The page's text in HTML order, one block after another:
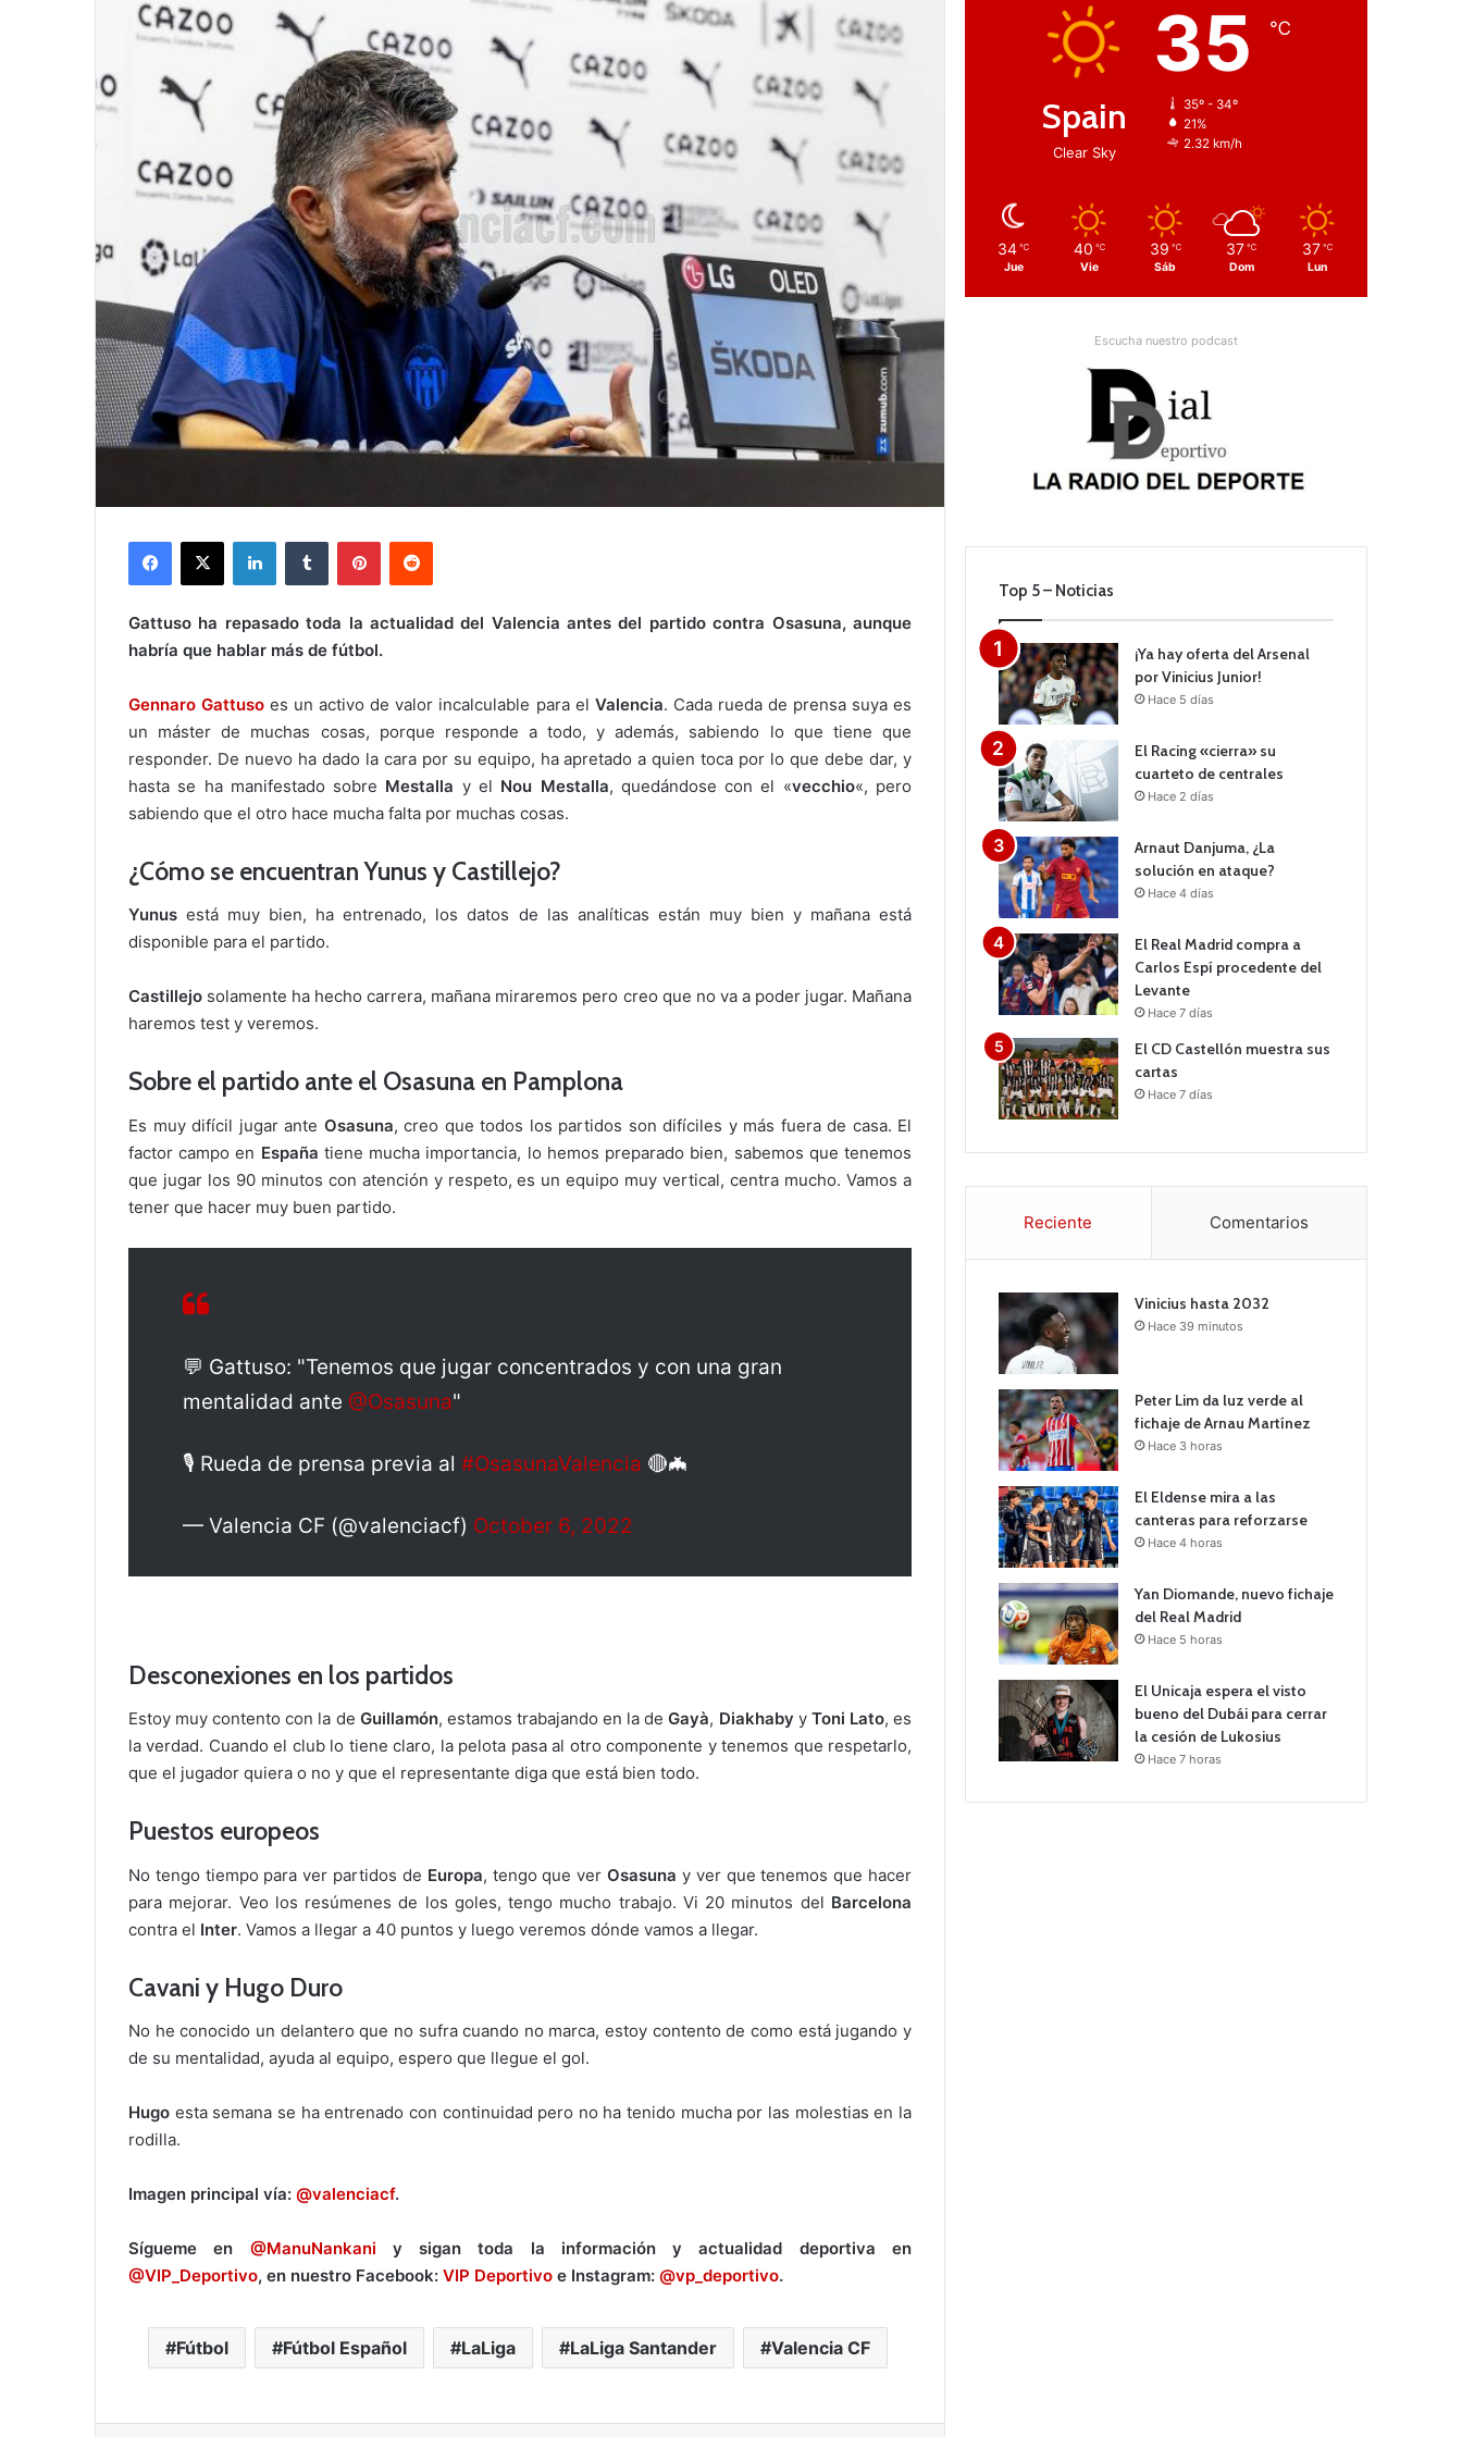
Gattuso ha repasado toda la actualidad del Valencia antes del partido contra Osasuna, aunque
habría que hablar más de fútbol.
Gennaro Gattuso es un activo de valor incalculable para el Valencia. Cada rueda de prensa suya es
un máster de muchas cosas, porque responde a todo, y además, sabiendo lo que tiene que
responder. De nuevo ha dado la cara por su equipo, ha apretado a quien toca por lo que debe dar, y
hasta se ha manifestado sobre Mestalla y el Nou Mestalla, quedándose con el «vecchio«, pero
sabiendo que el otro hace mucha falta por muchas cosas.
¿Cómo se encuentran Yunus y Castillejo?
Yunus está muy bien, ha entrenado, los datos de las analíticas están muy bien y mañana está
disponible para el partido.
Castillejo solamente ha hecho carrera, mañana miraremos pero creo que no va a poder jugar. Mañana
haremos test y veremos.
Sobre el partido ante el Osasuna en Pamplona
Es muy difícil jugar ante Osasuna, creo que todos los partidos son difíciles y más fuera de casa. El
factor campo en España tiene mucha importancia, lo hemos preparado bien, sabemos que tenemos
que jugar los 90 minutos con atención y respeto, es un equipo muy vertical, centra mucho. Vamos a
tener que hacer muy buen partido.
💬 Gattuso: "Tenemos que jugar concentrados y con una gran
mentalidad ante @Osasuna"
🎙️ Rueda de prensa previa al #OsasunaValencia 🔴🦇
— Valencia CF (@valenciacf) October 6, 2022
Desconexiones en los partidos
Estoy muy contento con la de Guillamón, estamos trabajando en la deGayà, Diakhaby y Toni Lato, es
la verdad. Cuando el club lo tiene claro, la pelota pasa al otro componente y tenemos que respetarlo,
que el jugador quiera o no y que el representante diga que está bien todo.
Puestos europeos
No tengo tiempo para ver partidos de Europa, tengo que verOsasuna y ver que tenemos que hacer
para mejorar. Veo los resúmenes de los goles, tengo mucho trabajo. Vi 20 minutos del Barcelona
contra el Inter. Vamos a llegar a 40 puntos y luego veremos dónde vamos a llegar.
Cavani y Hugo Duro
No he conocido un delantero que no sufra cuando no marca, estoy contento de como está jugando y
de su mentalidad, ayuda al equipo, espero que llegue el gol.
Hugo esta semana se ha entrenado con continuidad pero no ha tenido mucha por las molestias en la
rodilla.
Imagen principal vía: @valenciacf.
Sígueme en @ManuNankani y sigan toda la información y actualidad deportiva en
@VIP_Deportivo, en nuestro Facebook: VIP Deportivo e Instagram: @vp_deportivo.
Fútbol Fútbol Español LaLiga LaLiga Santander Valencia CF
Spain
Clear Sky
35 ℃
35º - 34º
21%
2.32 km/h
34 ℃
Jue
40 ℃
Vie
39 ℃
Sáb
37 ℃
Dom
37 ℃
Lun
Escucha nuestro podcast
Top 5 – Noticias
¡Ya hay oferta del Arsenal
por Vinicius Junior!
Hace 5 días
El Racing «cierra» su
cuarteto de centrales
Hace 2 días
Arnaut Danjuma, ¿La
solución en ataque?
Hace 4 días
El Real Madrid compra a
Carlos Espí procedente del
Levante
Hace 7 días
El CD Castellón muestra sus
cartas
Hace 7 días
Reciente Comentarios
Vinicius hasta 2032
Hace 39 minutos
Peter Lim da luz verde al
fichaje de Arnau Martínez
Hace 3 horas
El Eldense mira a las
canteras para reforzarse
Hace 4 horas
Yan Diomande, nuevo fichaje
del Real Madrid
Hace 5 horas
El Unicaja espera el visto
bueno del Dubái para cerrar
la cesión de Lukosius
Hace 7 horas